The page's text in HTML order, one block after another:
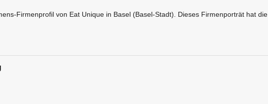
Firmenprofil von Eat Unique in Basel (Basel-Stadt). Dieses Firmenporträt hat die